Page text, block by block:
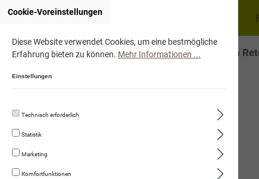
Onlineshop von
Fleischmenüs
Cookie-Voreinstellungen
Diese Website verwendet Cookies, um eine bestmögliche
Erfahrung bieten zu können. Mehr Informationen ...
Einstellungen
Technisch erforderlich
Statistik
Marketing
Komfortfunktionen